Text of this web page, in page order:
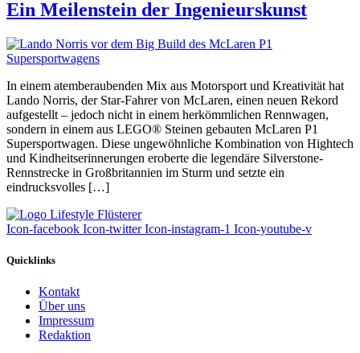
Ein Meilenstein der Ingenieurskunst
In einem atemberaubenden Mix aus Motorsport und Kreativität hat
Lando Norris, der Star-Fahrer von McLaren, einen neuen Rekord
aufgestellt – jedoch nicht in einem herkömmlichen Rennwagen,
sondern in einem aus LEGO® Steinen gebauten McLaren P1
Supersportwagen. Diese ungewöhnliche Kombination von Hightech
und Kindheitserinnerungen eroberte die legendäre Silverstone-
Rennstrecke in Großbritannien im Sturm und setzte ein
eindrucksvolles […]
Icon-facebook Icon-twitter Icon-instagram-1 Icon-youtube-v
Quicklinks
Kontakt
Über uns
Impressum
Redaktion